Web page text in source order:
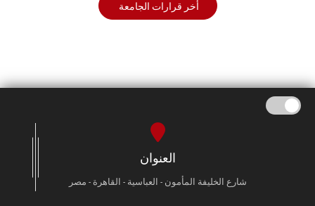
أخر قرارات الجامعة
العنوان
شارع الخليفة المأمون - العباسية - القاهرة - مصر